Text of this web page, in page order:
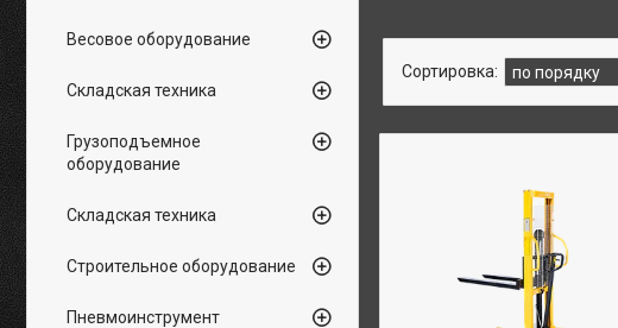
Весовое оборудование
Складская техника
Грузоподъемное
оборудование
Складская техника
Строительное оборудование
Пневмоинструмент